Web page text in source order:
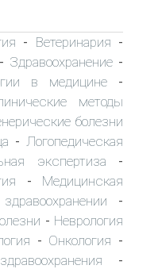
- Ветеринария -
- Здравоохранение -
в медицине -
методы
болезни
- Логопедическая
экспертиза -
- Медицинская
-
- Неврология
- Онкология -
-